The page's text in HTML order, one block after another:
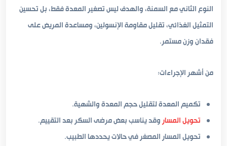
النوع الثاني مع السمنة، والهدف ليس تصغير المعدة فقط، بل تحسين
التمثيل الغذائي، تقليل مقاومة الإنسولين، ومساعدة المريض على
فقدان وزن مستمر.
من أشهر الإجراءات:
تكميم المعدة لتقليل حجم المعدة والشهية.
تحويل المساروقد يناسب بعض مرضى السكر بعد التقييم.
تحويل المسار المصغر في حالات يحددها الطبيب.